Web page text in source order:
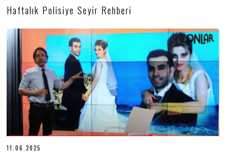
6
.
9
2
0
2
5
Haftalık Polisiye Seyir Rehberi
11.06.2025